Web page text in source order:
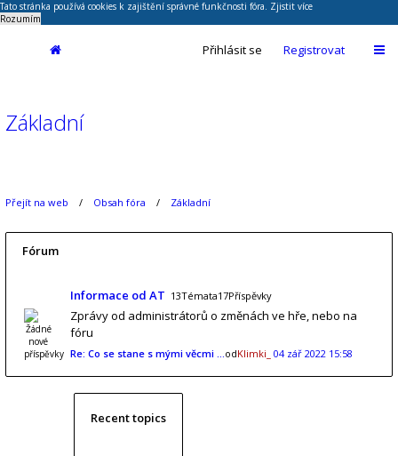
Tato stránka používá cookies k zajištění správné funkčnosti fóra. Zjistit více
Rozumím
Přihlásit se Registrovat
Základní
Přejít na web Obsah fóra Základní
Fórum
Informace od AT 13Témata17Příspěvky
Zprávy od administrátorů o změnách ve hře, nebo na
fóru
Re: Co se stane s mými věcmi …odKlimki_ 04 zář 2022 15:58
Recent topics